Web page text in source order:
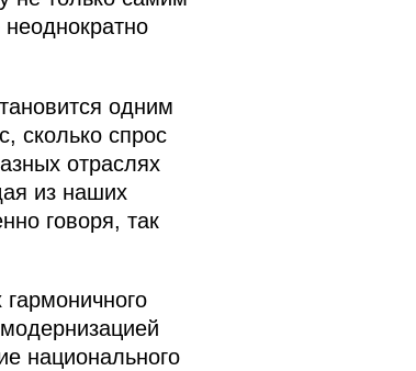
одним
сколько спрос
отраслях
из наших
говоря, так
национального